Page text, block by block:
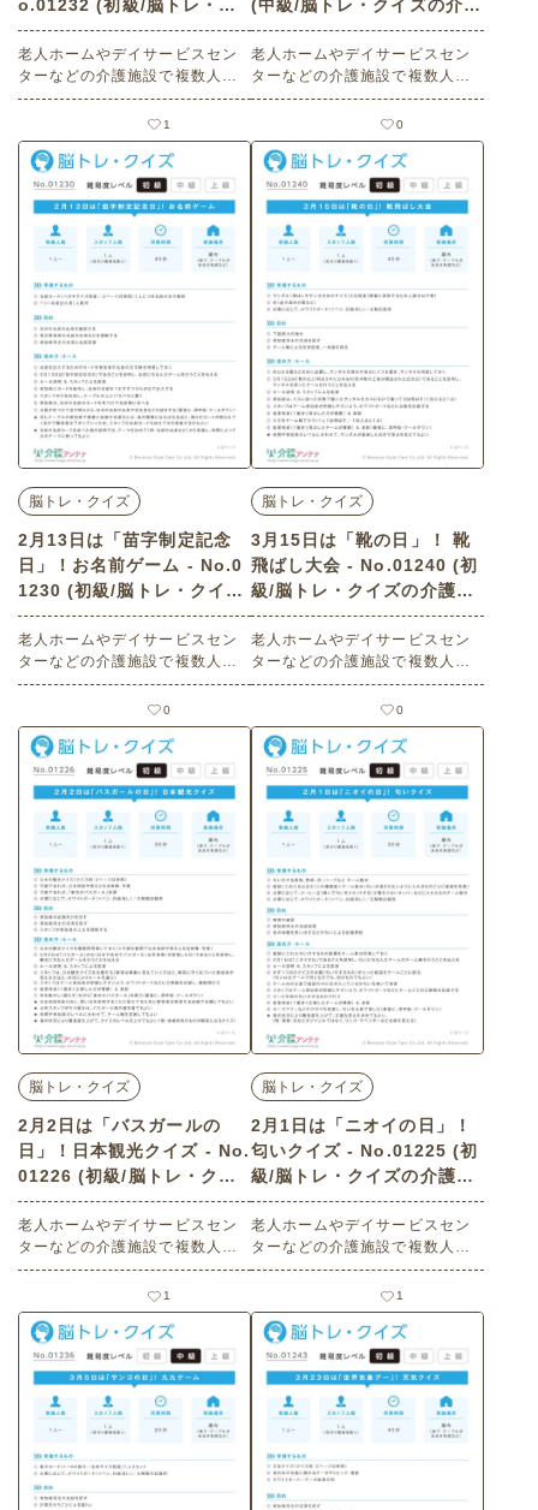
o.01232 (初級/脳トレ・ク
イズの介護レク素材)
老人ホームやデイサービスセン
ターなどの介護施設で複数人で
楽しめる2月16日の「天気図記念
日」にまつわる高齢者向けレク
リエーション（ 脳トレ・クイ
ズ・初級）です。 関連キーワー
ド：複数人・コミュニケーショ
ン・会話の促進・交流・脳の活
性化・チーム戦・一体感・下肢
の運動・下駄占い・靴飛ばし・
スリッパ飛ばし・明日天気にな
あれ・楽しむ・楽しい・今日は
何の日
1
(中級/脳トレ・クイズの介護
レク素材)
老人ホームやデイサービスセン
ターなどの介護施設で複数人で
楽しめる2月9日の「福の日」に
まつわる高齢者向けレクリエー
ション（ 脳トレ・クイズ・中
級）です。 関連キーワード：複
数人・コミュニケーション・交
流・一体感・チーム戦・前向き
な言葉・前向きな気持ち・ポジ
ティブ・脳の活性化・楽しむ・
0
脳トレ・クイズ
2月13日は「苗字制定記念
日」！お名前ゲーム - No.0
1230 (初級/脳トレ・クイズ
の介護レク素材)
老人ホームやデイサービスセン
ターなどの介護施設で複数人で
楽しめる2月13日の「苗字制定記
念日」にまつわる高齢者向けレ
クリエーション（ 脳トレ・クイ
ズ・初級）です。 関連キーワー
ド：複数人・コミュニケーショ
ン・会話の促進・交流・脳の活
性化・名前の由来・カードゲー
ム・楽しむ・楽しい・今日は何
0
脳トレ・クイズ
3月15日は「靴の日」！ 靴
飛ばし大会 - No.01240 (初
級/脳トレ・クイズの介護レ
ク素材)
老人ホームやデイサービスセン
ターなどの介護施設で複数人で
楽しめる3月15日は「靴の日」に
まつわる高齢者向けレクリエー
ション（ 脳トレ・クイズ・初
級）です。 関連キーワード：コ
ミュニケーション・交流促進・
チーム戦・一体感・下肢筋力の
強化・くつ飛ばし・靴とばし・
天気占い・くつの日・楽しむ・
0
脳トレ・クイズ
2月2日は「バスガールの
日」！日本観光クイズ - No.
01226 (初級/脳トレ・クイ
ズの介護レク素材)
老人ホームやデイサービスセン
ターなどの介護施設で複数人で
楽しめる2月2日の「バスガール
の日」にまつわる高齢者向けレ
クリエーション（ 脳トレ・クイ
ズ・初級）です。 関連キーワー
ド：複数人・コミュニケーショ
ン・会話の促進・交流・日本全
国クイズ・ご当地クイズ・観光
バス・女性車掌・脳の活性化・
楽しむ・楽しい・今日は何の日
1
脳トレ・クイズ
2月1日は「ニオイの日」！
匂いクイズ - No.01225 (初
級/脳トレ・クイズの介護レ
ク素材)
老人ホームやデイサービスセン
ターなどの介護施設で複数人で
楽しめる2月1日の「ニオイの
日」にまつわる高齢者向けレク
リエーション（ 脳トレ・クイ
ズ・初級）です。 関連キーワー
ド：複数人・コミュニケーショ
ン・会話の促進・交流・脳の活
性化・匂い・におい・香り・嗅
覚の確認・記憶想起・アロマ・
楽しむ・楽しい・今日は何の日
1